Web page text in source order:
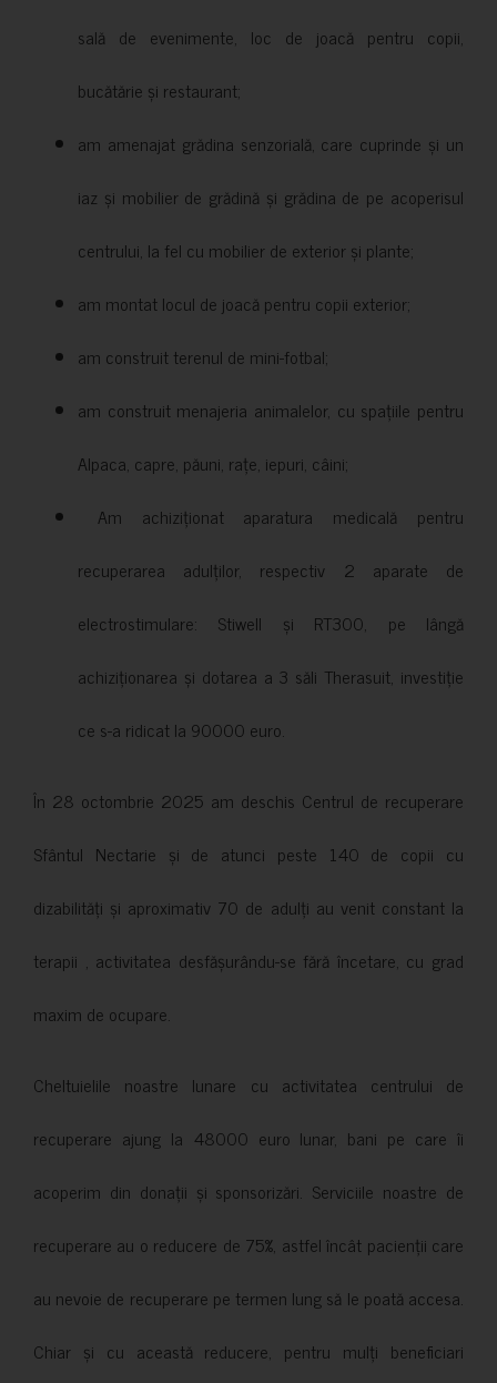
sală de evenimente, loc de joacă pentru copii,
bucătărie și restaurant;
am amenajat grădina senzorială, care cuprinde și un
iaz și mobilier de grădină și grădina de pe acoperisul
centrului, la fel cu mobilier de exterior și plante;
am montat locul de joacă pentru copii exterior;
am construit terenul de mini-fotbal;
am construit menajeria animalelor, cu spațiile pentru
Alpaca, capre, păuni, rațe, iepuri, câini;
Am achiziționat aparatura medicală pentru
recuperarea adulților, respectiv 2 aparate de
electrostimulare: Stiwell și RT300, pe lângă
achiziționarea și dotarea a 3 săli Therasuit, investiție
ce s-a ridicat la 90000 euro.
În 28 octombrie 2025 am deschis Centrul de recuperare
Sfântul Nectarie și de atunci peste 140 de copii cu
dizabilități și aproximativ 70 de adulți au venit constant la
terapii , activitatea desfășurându-se fără încetare, cu grad
maxim de ocupare.
Cheltuielile noastre lunare cu activitatea centrului de
recuperare ajung la 48000 euro lunar, bani pe care îi
acoperim din donații și sponsorizări. Serviciile noastre de
recuperare au o reducere de 75%, astfel încât pacienții care
au nevoie de recuperare pe termen lung să le poată accesa.
Chiar și cu această reducere, pentru mulți beneficiari